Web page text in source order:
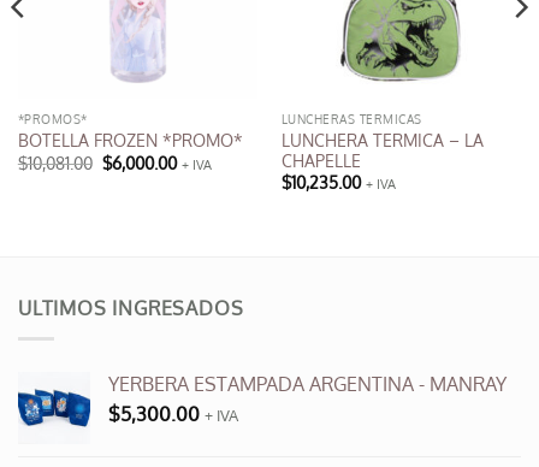
*PROMOS*
BOTELLA FROZEN *PROMO*
$10,081.00 El
precio
$6,000.00El+ IVA
LUNCHERAS TERMICAS
LUNCHERA TERMICA – LA
CHAPELLE
$10,235.00 + IVA
se
ULTIMOS INGRESADOS
YERBERA ESTAMPADA ARGENTINA - MANRAY
$5,300.00 + IVA